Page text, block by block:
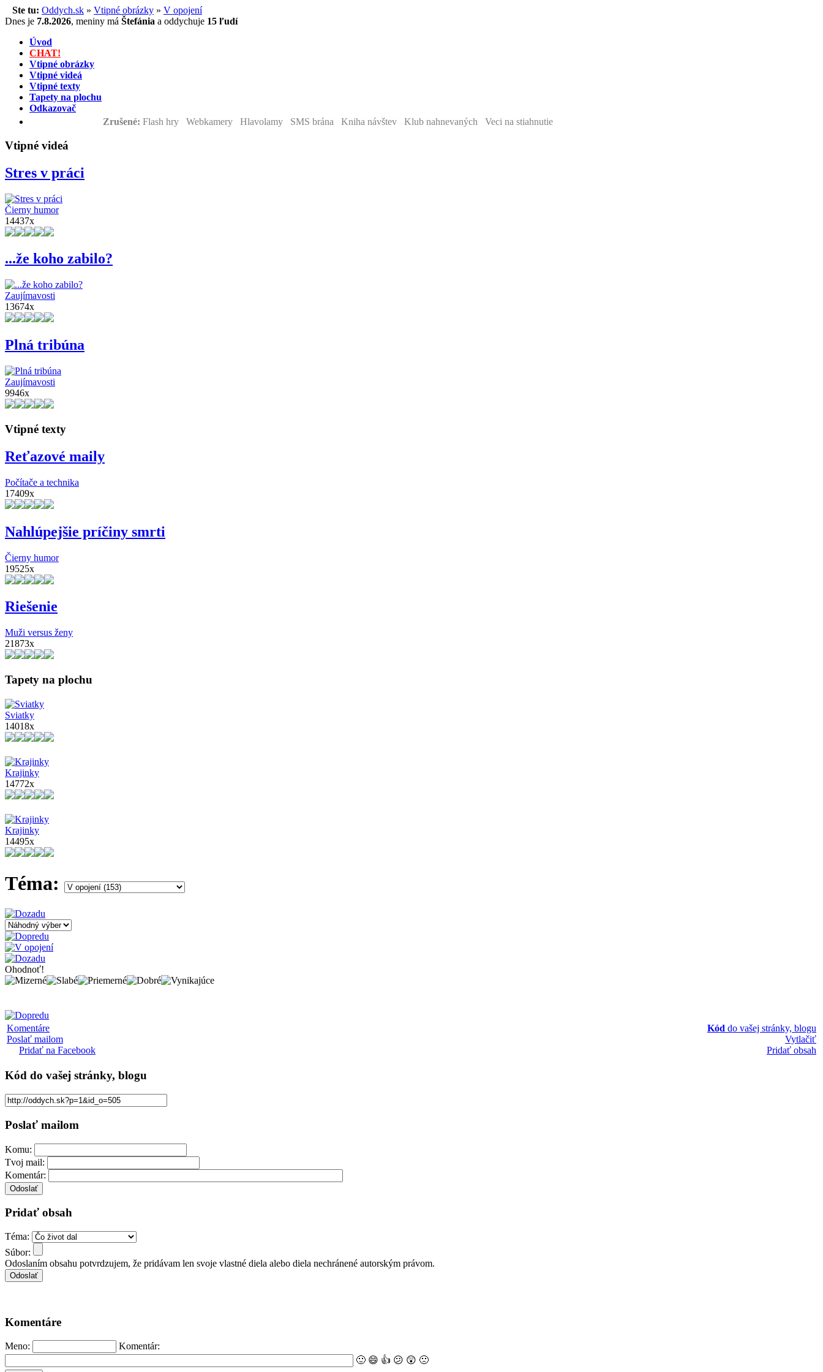
Ste tu: Oddych.sk » Vtipné obrázky » V opojení
Dnes je 7.8.2026, meniny má Štefánia a oddychuje 15 ľudí
Úvod
CHAT!
Vtipné obrázky
Vtipné videá
Vtipné texty
Tapety na plochu
Odkazovač
Zrušené: Flash hry Webkamery Hlavolamy SMS brána Kniha návštev Klub nahnevaných Veci na stiahnutie
Vtipné videá
Stres v práci
Čierny humor
14437x
...že koho zabilo?
Zaujímavosti
13674x
Plná tribúna
Zaujímavosti
9946x
Vtipné texty
Reťazové maily
Počítače a technika
17409x
Nahlúpejšie príčiny smrti
Čierny humor
19525x
Riešenie
Muži versus ženy
21873x
Tapety na plochu
Sviatky
14018x
Krajinky
14772x
Krajinky
14495x
Téma:
Ohodnoť!
Komentáre
Poslať mailom
Pridať na Facebook
Kód do vašej stránky, blogu
Vytlačiť
Pridať obsah
Kód do vašej stránky, blogu
Poslať mailom
Komu:
Tvoj mail:
Komentár:
Pridať obsah
Téma:
Súbor:
Odoslaním obsahu potvrdzujem, že pridávam len svoje vlastné diela alebo diela nechránené autorským právom.
Komentáre
Meno:
Komentár:
🙂 😄 👍 😕 😲 🙁